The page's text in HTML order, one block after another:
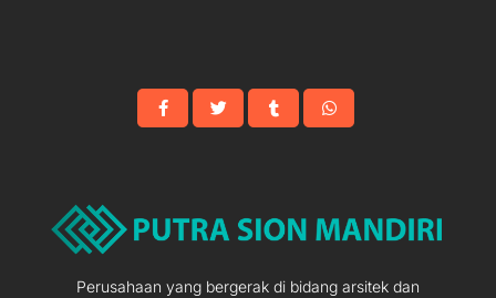
Perusahaan yang bergerak di bidang arsitek dan